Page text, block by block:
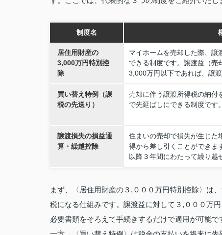
制度名
居住用財産の
3,000万円特別控
除
マイホームを売却した際、譲
できる制度です。譲渡益（売
3,000万円以下であれば、譲
買い替え特例（課
税の先送り）
売却に伴う譲渡所得税の納付
で先延ばしにできる制度です。
譲渡損失の損益通
算・繰越控除
住まいの売却で損失が生じた
得から差し引くことができま
以降３年間にわたって繰り越
まず、〈居住用財産の３,０００万円特別控除〉は
税になる仕組みです。譲渡益に対して３,０００万
必要書類をそろえて手続きするだけで適用が可能で